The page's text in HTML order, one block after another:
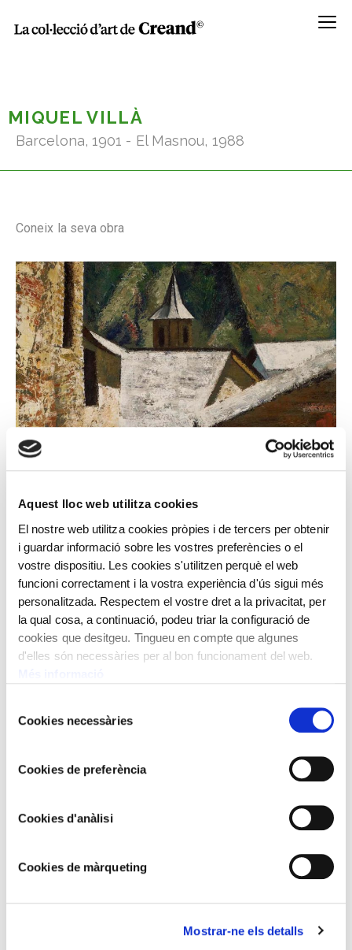
Aquest lloc web utilitza cookies
El nostre web utilitza cookies pròpies i de tercers per obtenir
i guardar informació sobre les vostres preferències o el
vostre dispositiu. Les cookies s'utilitzen perquè el web
funcioni correctament i la vostra experiència d'ús sigui més
personalitzada. Respectem el vostre dret a la privacitat, per
la qual cosa, a continuació, podeu triar la configuració de
cookies que desitgeu. Tingueu en compte que algunes
d'elles són necessàries per al bon funcionament del web.
deCookies necessàries
Cookies de preferència
Cookies d'anàlisi
Cookies de màrqueting
Mostrar-ne els detalls
Menú
MIQUEL VILLÀ
Barcelona, 1901 - El Masnou, 1988
Coneix la seva obra